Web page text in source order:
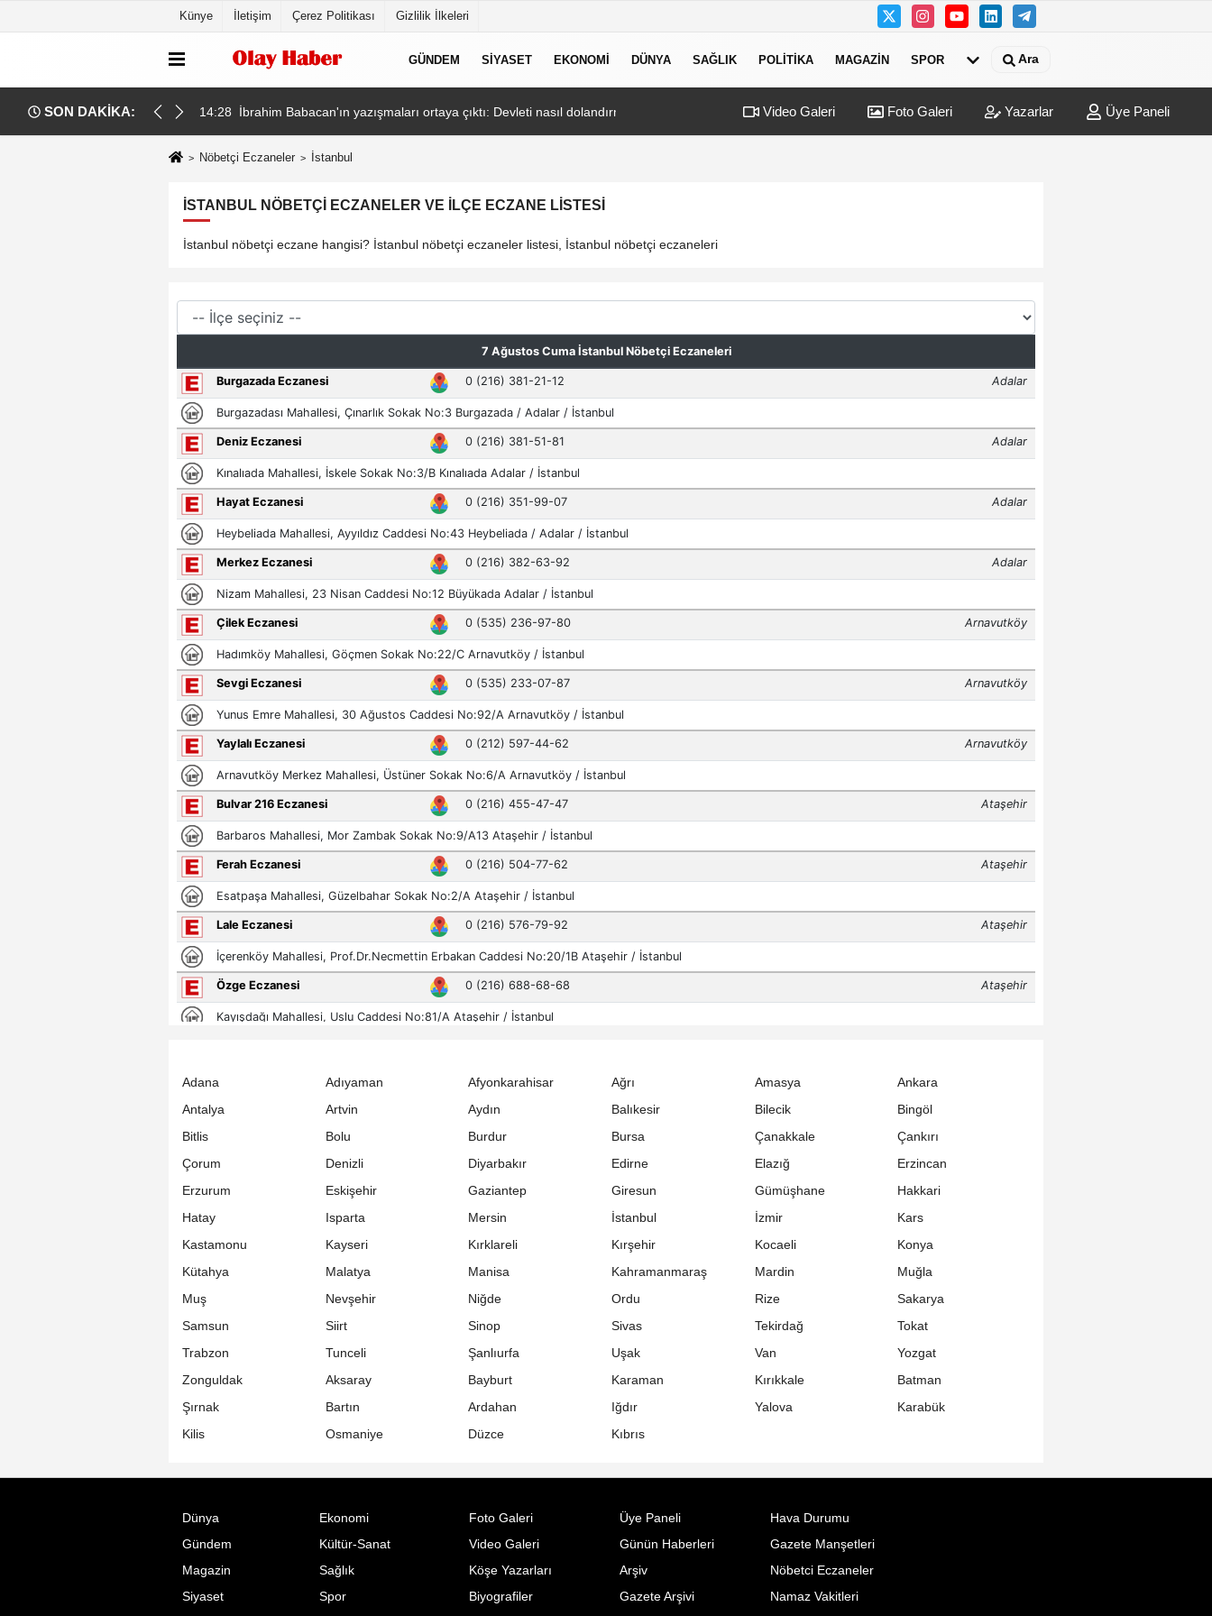
Künye İletişim Çerez Politikası Gizlilik İlkeleri
GÜNDEM SIYASET EKONOMI DÜNYA SAĞLIK POLITIKA MAGAZIN SPOR Ara
SON DAKİKA:
kaldı 14:28 İbrahim Babacan'ın yazışmaları ortaya çıktı: Devleti nasıl dolandırmışlar? Como'daki 165 milyonluk düğünün ardından dava şoku! 14:02
Video Galeri Foto Galeri Yazarlar Üye Paneli
Nöbetçi Eczaneler İstanbul
İSTANBUL NÖBETÇI ECZANELER VE İLÇE ECZANE LISTESI
İstanbul nöbetçi eczane hangisi? İstanbul nöbetçi eczaneler listesi, İstanbul nöbetçi eczaneleri
Adana Adıyaman Afyonkarahisar Ağrı Amasya
Ankara
Antalya
Artvin Aydın Balıkesir Bilecik
Bingöl
Bitlis
Bolu Burdur Bursa Çanakkale
Çankırı
Çorum
Denizli Diyarbakır Edirne Elazığ
Erzincan
Erzurum
Eskişehir Gaziantep Giresun Gümüşhane
Hakkari
Hatay
Isparta Mersin İstanbul İzmir
Kars
Kastamonu
Kayseri Kırklareli Kırşehir Kocaeli
Konya
Kütahya
Malatya Manisa Kahramanmaraş Mardin
Muğla
Muş
Nevşehir Niğde Ordu Rize
Sakarya
Samsun
Siirt Sinop Sivas Tekirdağ
Tokat
Trabzon
Tunceli Şanlıurfa Uşak Van
Yozgat
Zonguldak
Aksaray Bayburt Karaman Kırıkkale
Batman
Şırnak
Bartın Ardahan Iğdır Yalova
Karabük
Kilis
Osmaniye Düzce Kıbrıs
Dünya
Ekonomi
Gündem
Kültür-Sanat
Magazin
Sağlık
Siyaset
Spor
Foto Galeri
Video Galeri
Köşe Yazarları
Biyografiler
Üye Paneli
Günün Haberleri
Arşiv
Gazete Arşivi
Hava Durumu
Gazete Manşetleri
Nöbetci Eczaneler
Namaz Vakitleri